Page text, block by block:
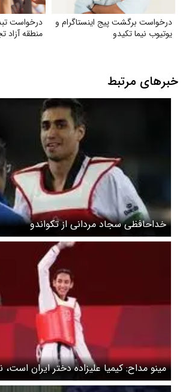
درخواست برگشت پیج اینستاگرام و
یوتیوب نیما تکیدو
درخواست
منطقه آزاد
خبرهای مرتبط
خداحافظی سجاد مردانی از تکواندو
مینو مداح: کیمیا علیزاده دختر ایران
کاش هواپیما سقوط کند!